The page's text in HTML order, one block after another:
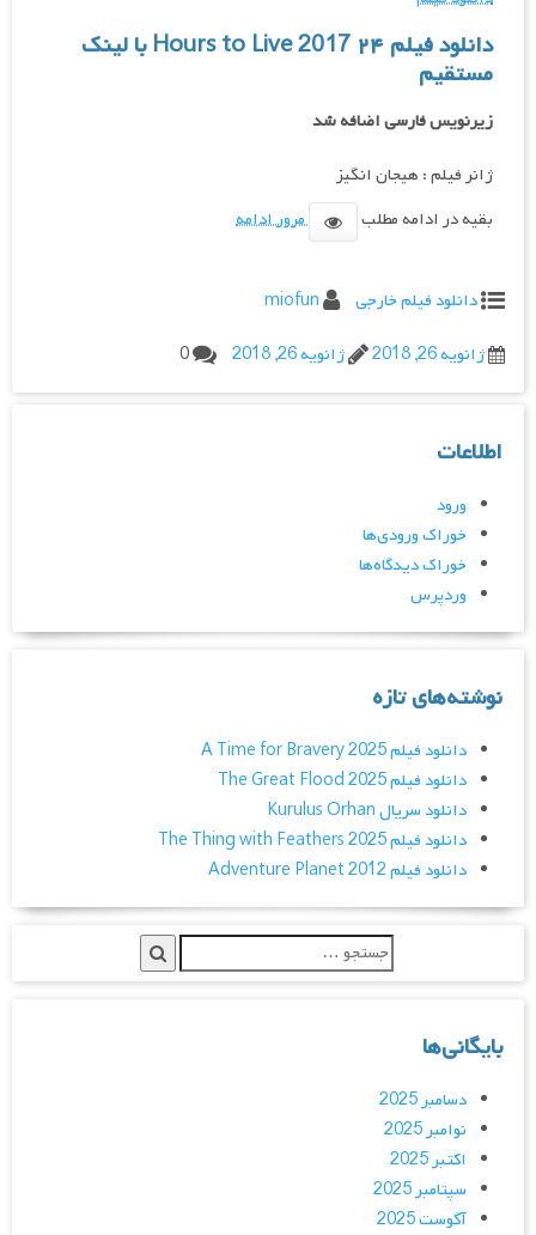
دانلود فیلم ۲۴ Hours to Live 2017 با لینک
مستقیم
زیرنویس فارسی اضافه شد
ژانر فیلم : هیجان انگیز
بقیه در ادامه مطلب
مرور ادامه
دانلود فیلم خارجی
miofun
ژانویه 26, 2018
ژانویه 26, 2018 0
اطلاعات
ورود
خوراک ورودی‌ها
خوراک دیدگاه‌ها
وردپرس
نوشته‌های تازه
دانلود فیلم A Time for Bravery 2025
دانلود فیلم The Great Flood 2025
دانلود سریال Kurulus Orhan
دانلود فیلم The Thing with Feathers 2025
دانلود فیلم Adventure Planet 2012
بایگانی‌ها
دسامبر 2025
نوامبر 2025
اکتبر 2025
سپتامبر 2025
آگوست 2025